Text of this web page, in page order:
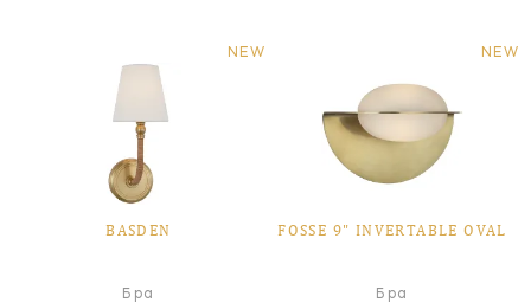
NEW
BASDEN
Бра
NEW
FOSSE 9" INVERTABLE OVAL
Бра